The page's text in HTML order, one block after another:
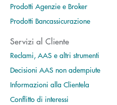
Prodotti Agenzie e Broker
Prodotti Bancassicurazione
Servizi al Cliente
Reclami, AAS e altri strumenti
Decisioni AAS non adempiute
Informazioni alla Clientela
Conflitto di interessi